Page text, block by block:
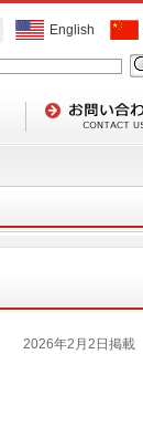
English
2026年2月2日掲載